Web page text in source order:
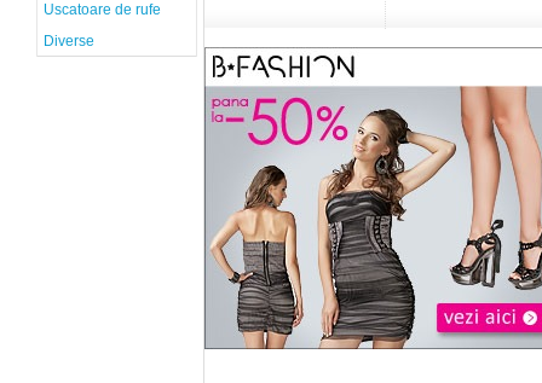
Uscatoare de rufe
Diverse